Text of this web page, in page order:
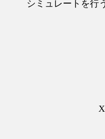
シミュレートを行